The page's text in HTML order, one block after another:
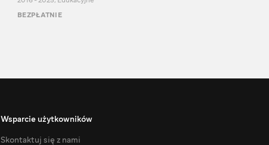
BEZPŁATNIE
Wsparcie użytkowników
Skontaktuj się z nami